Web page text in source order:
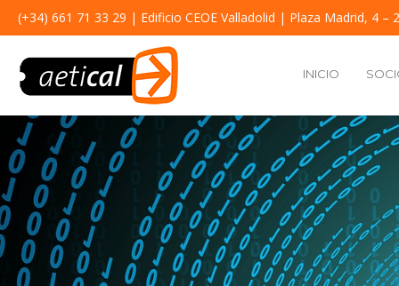
(+34) 661 71 33 29 | Edificio CEOE Valladolid | Plaza Madrid, 4 –
INICIO